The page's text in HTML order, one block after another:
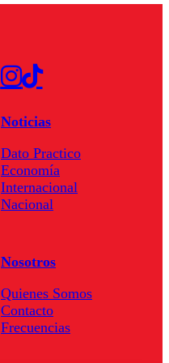
Noticias
Dato Practico
Economía
Internacional
Nacional
Nosotros
Quienes Somos
Contacto
Frecuencias